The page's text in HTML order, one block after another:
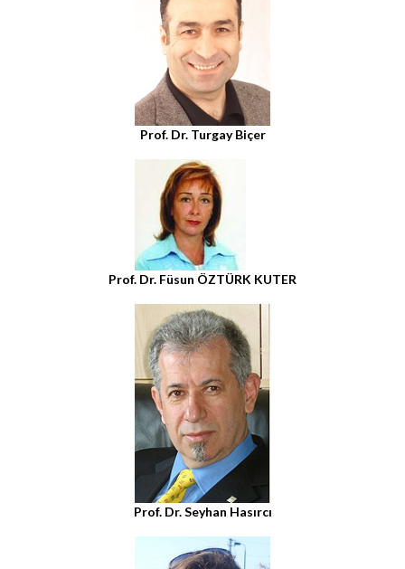
Prof. Dr. Turgay Biçer
Prof. Dr. Füsun ÖZTÜRK KUTER
Prof. Dr. Seyhan Hasırcı